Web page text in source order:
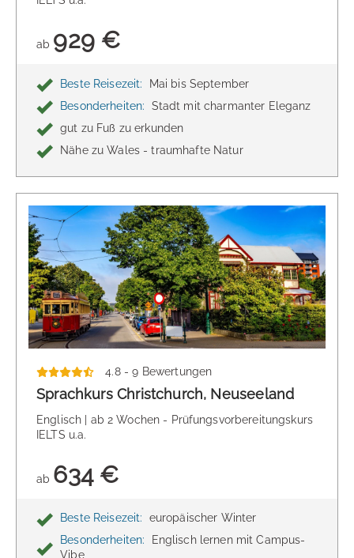
ab 929 €
Beste Reisezeit:
Mai bis September
Besonderheiten:
Stadt mit charmanter Eleganz
gut zu Fuß zu erkunden
Nähe zu Wales - traumhafte Natur
4.8 - 9 Bewertungen
Sprachkurs Christchurch, Neuseeland
Englisch | ab 2 Wochen - Prüfungsvorbereitungskurs
IELTS u.a.
ab 634 €
Beste Reisezeit:
europäischer Winter
Besonderheiten:
Englisch lernen mit Campus-
Vibe